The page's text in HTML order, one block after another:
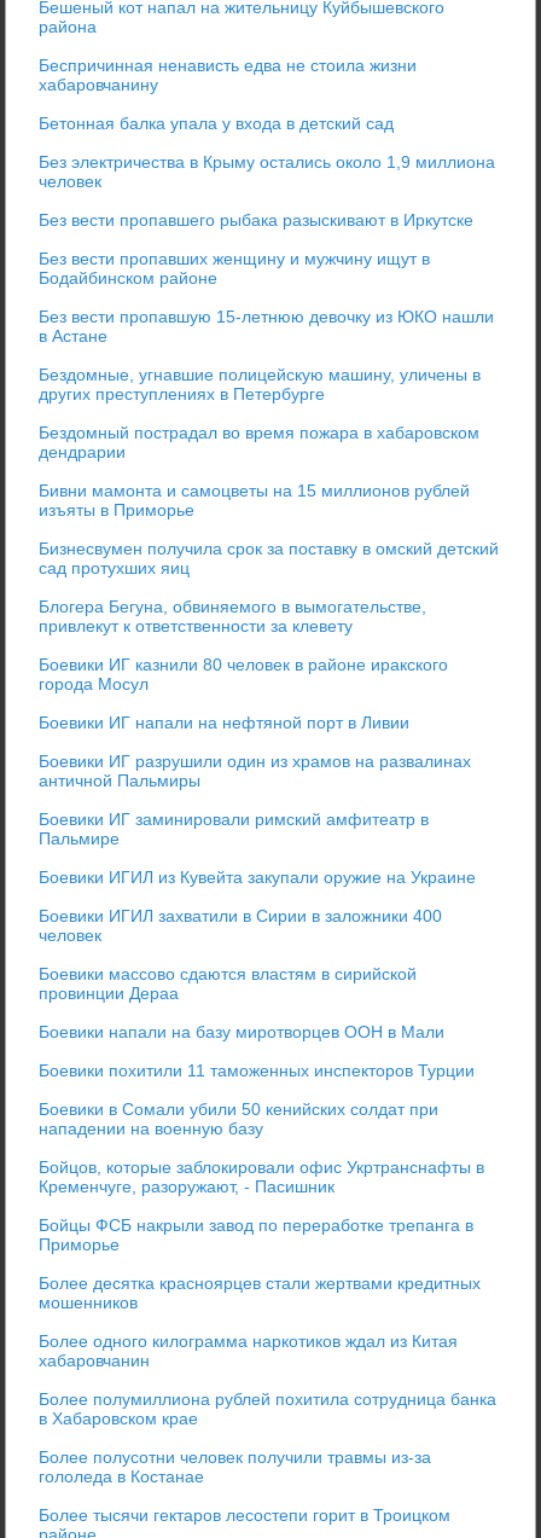
Бешеный кот напал на жительницу Куйбышевского
района
Беспричинная ненависть едва не стоила жизни
хабаровчанину
Бетонная балка упала у входа в детский сад
Без электричества в Крыму остались около 1,9 миллиона
человек
Без вести пропавшего рыбака разыскивают в Иркутске
Без вести пропавших женщину и мужчину ищут в
Бодайбинском районе
Без вести пропавшую 15-летнюю девочку из ЮКО нашли
в Астане
Бездомные, угнавшие полицейскую машину, уличены в
других преступлениях в Петербурге
Бездомный пострадал во время пожара в хабаровском
дендрарии
Бивни мамонта и самоцветы на 15 миллионов рублей
изъяты в Приморье
Бизнесвумен получила срок за поставку в омский детский
сад протухших яиц
Блогера Бегуна, обвиняемого в вымогательстве,
привлекут к ответственности за клевету
Боевики ИГ казнили 80 человек в районе иракского
города Мосул
Боевики ИГ напали на нефтяной порт в Ливии
Боевики ИГ разрушили один из храмов на развалинах
античной Пальмиры
Боевики ИГ заминировали римский амфитеатр в
Пальмире
Боевики ИГИЛ из Кувейта закупали оружие на Украине
Боевики ИГИЛ захватили в Сирии в заложники 400
человек
Боевики массово сдаются властям в сирийской
провинции Дераа
Боевики напали на базу миротворцев ООН в Мали
Боевики похитили 11 таможенных инспекторов Турции
Боевики в Сомали убили 50 кенийских солдат при
нападении на военную базу
Бойцов, которые заблокировали офис Укртранснафты в
Кременчуге, разоружают, - Пасишник
Бойцы ФСБ накрыли завод по переработке трепанга в
Приморье
Более десятка красноярцев стали жертвами кредитных
мошенников
Более одного килограмма наркотиков ждал из Китая
хабаровчанин
Более полумиллиона рублей похитила сотрудница банка
в Хабаровском крае
Более полусотни человек получили травмы из-за
гололеда в Костанае
Более тысячи гектаров лесостепи горит в Троицком